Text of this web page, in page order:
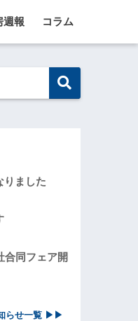
週報 コラム
りました
合同フェア開
らせ一覧 ▶▶